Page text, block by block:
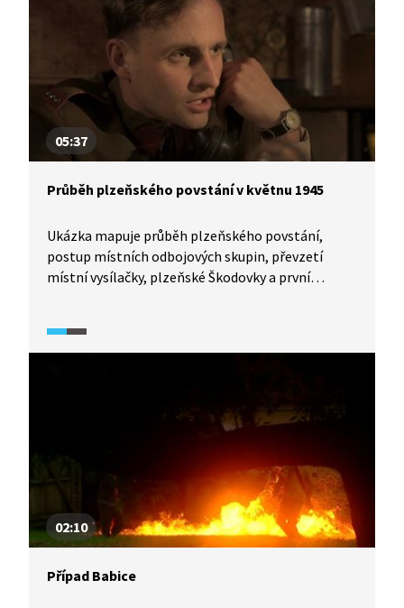
05:37
Průběh plzeňského povstání v květnu 1945
Ukázka mapuje průběh plzeňského povstání,
postup místních odbojových skupin, převzetí
místní vysílačky, plzeňské Škodovky a první
s místními nacistickými představiteli a význam
02:10
Případ Babice